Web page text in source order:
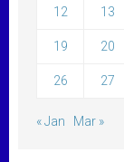
12 13
19 20
26 27
« Jan Mar »